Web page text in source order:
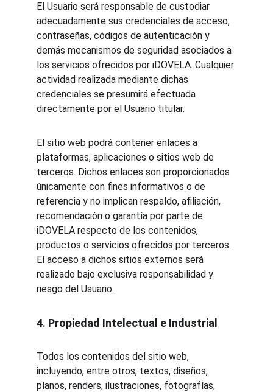
El Usuario será responsable de custodiar
adecuadamente sus credenciales de acceso,
contraseñas, códigos de autenticación y
demás mecanismos de seguridad asociados a
los servicios ofrecidos por iDOVELA. Cualquier
actividad realizada mediante dichas
credenciales se presumirá efectuada
directamente por el Usuario titular.
El sitio web podrá contener enlaces a
plataformas, aplicaciones o sitios web de
terceros. Dichos enlaces son proporcionados
únicamente con fines informativos o de
referencia y no implican respaldo, afiliación,
recomendación o garantía por parte de
iDOVELA respecto de los contenidos,
productos o servicios ofrecidos por terceros.
El acceso a dichos sitios externos será
realizado bajo exclusiva responsabilidad y
riesgo del Usuario.
4. Propiedad Intelectual e Industrial
Todos los contenidos del sitio web,
incluyendo, entre otros, textos, diseños,
planos, renders, ilustraciones, fotografías,